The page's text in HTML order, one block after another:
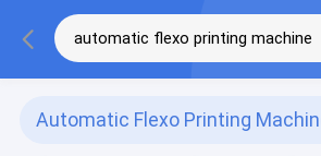
Automatic Flexo Printing